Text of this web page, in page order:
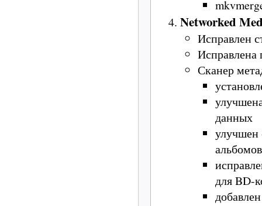
Networked
Исправлен
Исправлена
Сканер
данных
улучшен
альбомов
для BD-